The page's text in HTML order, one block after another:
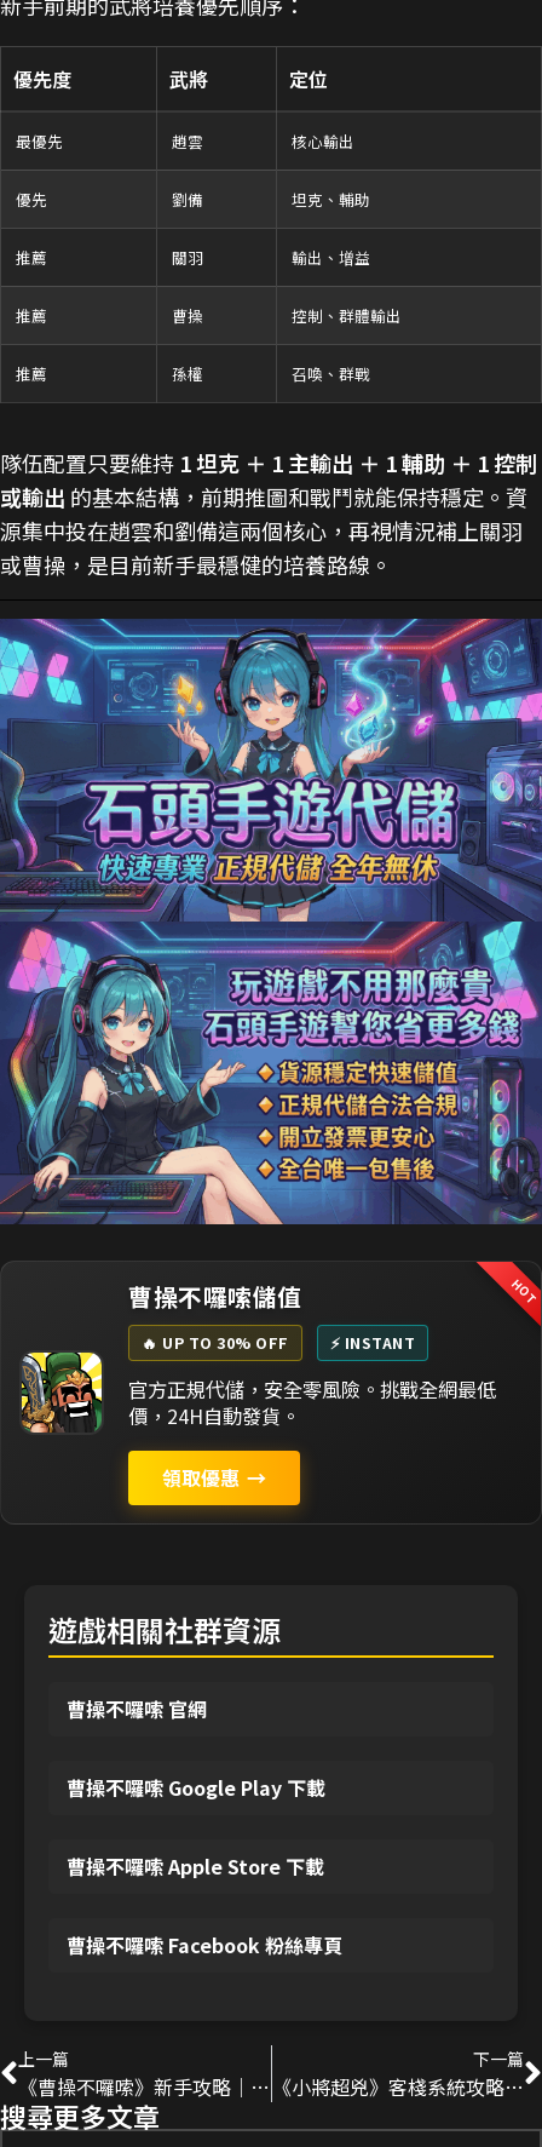
優先度 武將 定位
最優先 趙雲 核心輸出
優先 劉備 坦克、輔助
推薦 關羽 輸出、增益
推薦 曹操 控制、群體輸出
推薦 孫權 召喚、群戰
隊伍配置只要維持 1 坦克 ＋ 1 主輸出 ＋ 1 輔助 ＋ 1 控制
或輸出 的基本結構，前期推圖和戰鬥就能保持穩定。資
源集中投在趙雲和劉備這兩個核心，再視情況補上關羽
或曹操，是目前新手最穩健的培養路線。
HOT
曹操不囉嗦儲值
🔥 UP TO 30% OFF ⚡ INSTANT
官方正規代儲，安全零風險。挑戰全網最低
價，24H自動發貨。
領取優惠 →
遊戲相關社群資源
曹操不囉嗦 官網
曹操不囉嗦 Google Play 下載
曹操不囉嗦 Apple Store 下載
曹操不囉嗦 Facebook 粉絲專頁
上一篇
《曹操不囉嗦》新手攻略｜開局優先順序、主城升級、武將培養推薦
下一篇
《小將超兇》客棧系統攻略｜升級升星、店員配置與家具優先順序
搜尋更多文章